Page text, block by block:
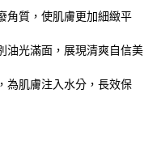
角質，使肌膚更加細緻平
油光滿面，展現清爽自信美
為肌膚注入水分，長效保